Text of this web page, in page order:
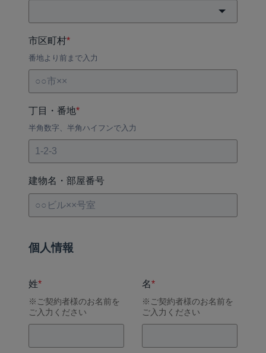
市区町村*
番地より前まで入力
丁目・番地*
半角数字、半角ハイフンで入力
建物名・部屋番号
個人情報
姓*
※ご契約者様のお名前を
ご入力ください
名*
※ご契約者様のお名前を
ご入力ください